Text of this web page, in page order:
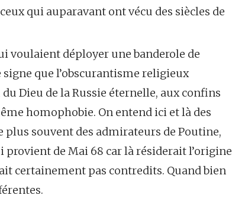
qui auparavant ont vécu des siècles de
voulaient déployer une banderole de
que l’obscurantisme religieux
Dieu de la Russie éternelle, aux confins
homophobie. On entend ici et là des
souvent des admirateurs de Poutine,
de Mai 68 car là résiderait l’origine
certainement pas contredits. Quand bien